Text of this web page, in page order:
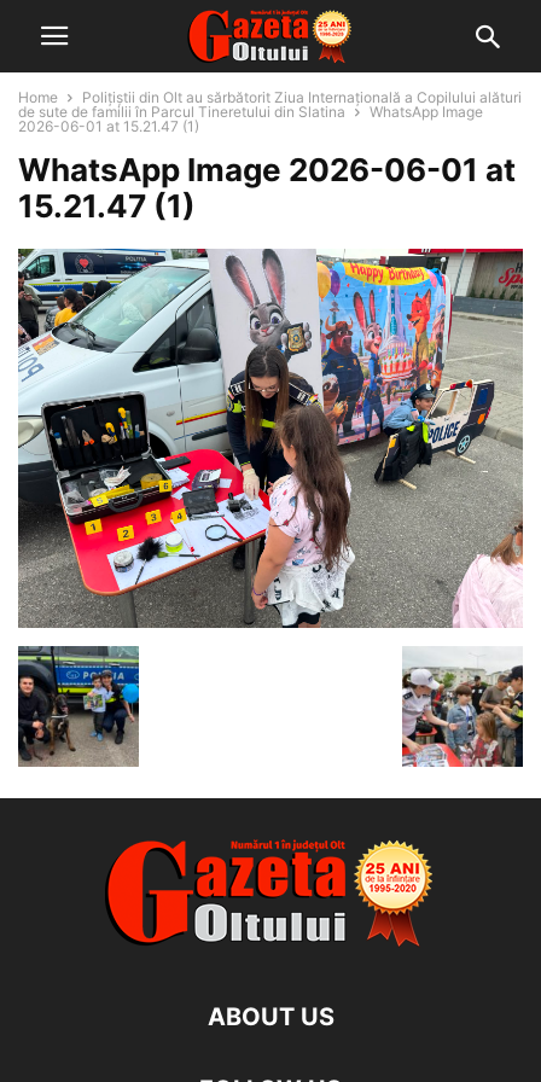
Home
Polițiștii din Olt au sărbătorit Ziua Internațională a Copilului alături
de sute de familii în Parcul Tineretului din Slatina
WhatsApp Image
2026-06-01 at 15.21.47 (1)
WhatsApp Image 2026-06-01 at
15.21.47 (1)
ABOUT US